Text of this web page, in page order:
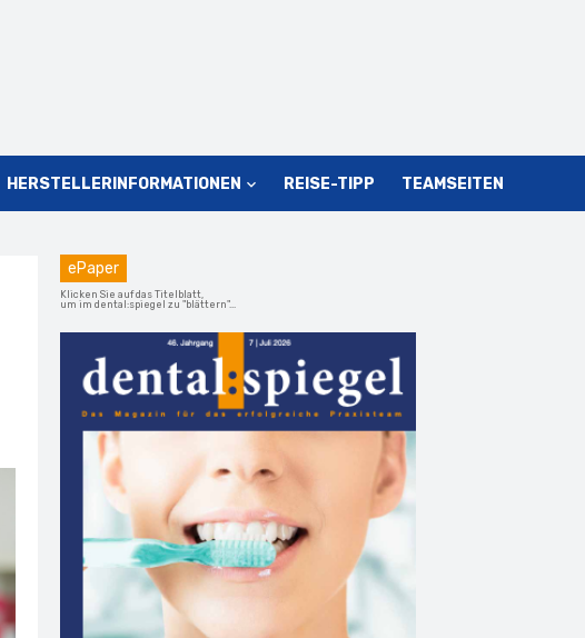
HERSTELLERINFORMATIONEN REISE-TIPP TEAMSEITEN
ePaper
Klicken Sie auf das Titelblatt,
um im dental:spiegel zu "blättern"...